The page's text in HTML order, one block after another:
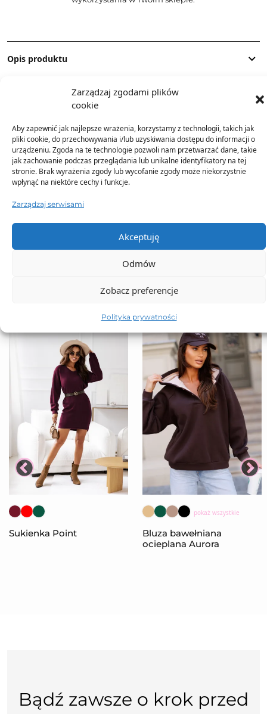
Zarządzaj zgodami plików
cookie
Aby zapewnić jak najlepsze wrażenia, korzystamy z technologii, takich jak
pliki cookie, do przechowywania i/lub uzyskiwania dostępu do informacji o
urządzeniu. Zgoda na te technologie pozwoli nam przetwarzać dane, takie
jak zachowanie podczas przeglądania lub unikalne identyfikatory na tej
stronie. Brak wyrażenia zgody lub wycofanie zgody może niekorzystnie
wpłynąć na niektóre cechy i funkcje.
Zarządzaj serwisami
Akceptuję
Odmów
Zobacz preferencje
Polityka prywatności
Opis produktu
Dostawa
Dodatkowe informacje
TO SIĘ TERAZ SPRZEDAJE
Sukienka Point
pokaż wszystkie
Bluza bawełniana
ocieplana Aurora
Bądź zawsze o krok przed